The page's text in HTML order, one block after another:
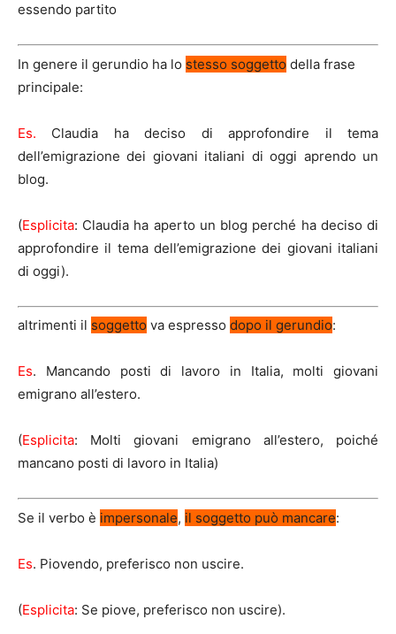
essendo partito
In genere il gerundio ha lo stesso soggetto della frase
principale:
Es. Claudia ha deciso di approfondire il tema
dell’emigrazione dei giovani italiani di oggi aprendo un
blog.
(Esplicita: Claudia ha aperto un blog perché ha deciso di
approfondire il tema dell’emigrazione dei giovani italiani
di oggi).
altrimenti il soggetto va espresso dopo il gerundio:
Es. Mancando posti di lavoro in Italia, molti giovani
emigrano all’estero.
(Esplicita: Molti giovani emigrano all’estero, poiché
mancano posti di lavoro in Italia)
Se il verbo è impersonale, il soggetto può mancare:
Es. Piovendo, preferisco non uscire.
(Esplicita: Se piove, preferisco non uscire).